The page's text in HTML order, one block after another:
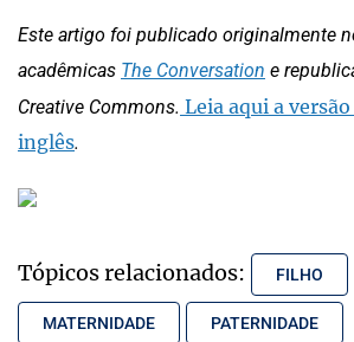
Este artigo foi publicado originalmente
acadêmicas The Conversation e
Creative Commons. Leia aqui a
inglês.
Tópicos relacionados: FILHO
MATERNIDADE PATERNIDADE